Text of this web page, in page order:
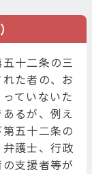
十二条の三
た者の、お
ていないた
るが、例え
五十二条の
護士、行政
支援者等が